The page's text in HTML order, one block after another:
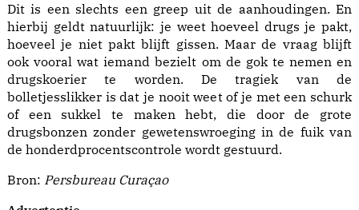
Dit is een slechts een greep uit de aanhoudingen. En
hierbij geldt natuurlijk: je weet hoeveel drugs je pakt,
hoeveel je niet pakt blijft gissen. Maar de vraag blijft
ook vooral wat iemand bezielt om de gok te nemen en
drugskoerier te worden. De tragiek van de
bolletjesslikker is dat je nooit weet of je met een schurk
of een sukkel te maken hebt, die door de grote
drugsbonzen zonder gewetenswroeging in de fuik van
de honderdprocentscontrole wordt gestuurd.
Bron: Persbureau Curaçao